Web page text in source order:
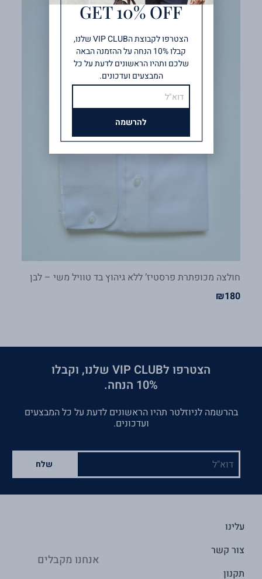
חולצה מכופתרת פרסטיז’ ללא גיהוץ בד טוויל משי – לבן
₪180
הצטרפו לVIP CLUB שלנו, וקבלו
10% הנחה.
בהרשמה לניוזלטר תהיו הראשונים לדעת על כל המבצעים
ועדכונים.
שלח
עלינו
צור קשר
תקנון
אנחנו מקבלים
GET 10% OFF
הצטרפו לקבוצת הVIP CLUB שלנו,
קבלו 10% הנחה על ההזמנה הבאה
שלכם ותהיו הראשונים לדעת על כל
המבצעים ועדכונים.
להרשמה